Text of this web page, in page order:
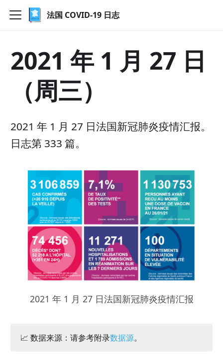
法国 COVID-19 日志
2021 年 1 月 27 日
（周三）
2021 年 1 月 27 日法国新冠肺炎疫情汇报。
日志第 333 篇。
2021 年 1 月 27 日法国新冠肺炎疫情汇报
📈 数据来源：请参考附录数据源。